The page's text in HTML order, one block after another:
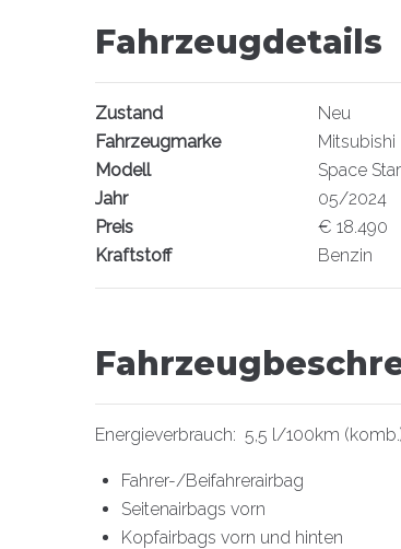
Fahrzeugdetails
Zustand
Neu
Fahrzeugmarke
Mitsubishi
Modell
Space Star
Jahr
05/2024
Preis
€ 18.490
Kraftstoff
Benzin
Energieverbrauch: 5,5 l/100km
Fahrer-/Beifahrerairbag
Seitenairbags vorn
Kopfairbags vorn und hinten